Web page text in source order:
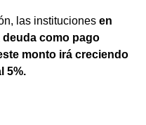
las instituciones en
deuda como pago
monto irá creciendo
5%.